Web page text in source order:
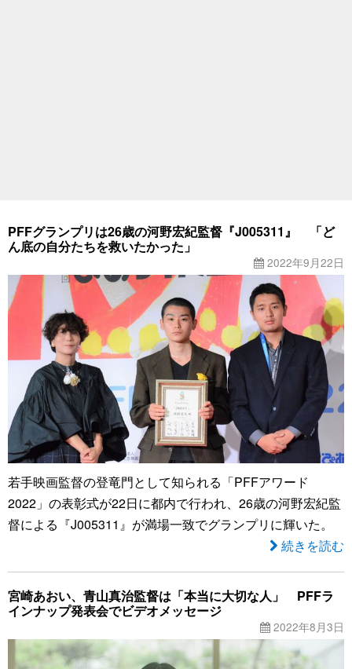
PFFグランプリは26歳の河野宏紀監督『J005311』 「ど
ん底の自分たちを救いたかった」
2022年9月22日
若手映画監督の登竜門として知られる「PFFアワード
2022」の表彰式が22日に都内で行われ、26歳の河野宏紀監
督による『J005311』が満場一致でグランプリに輝いた。
続きを読む
宮崎あおい、青山真治監督は「本当に大切な人」 PFFラ
インナップ発表会でビデオメッセージ
2022年8月3日